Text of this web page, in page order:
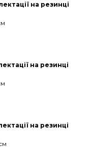
на резинці
на резинці
на резинці